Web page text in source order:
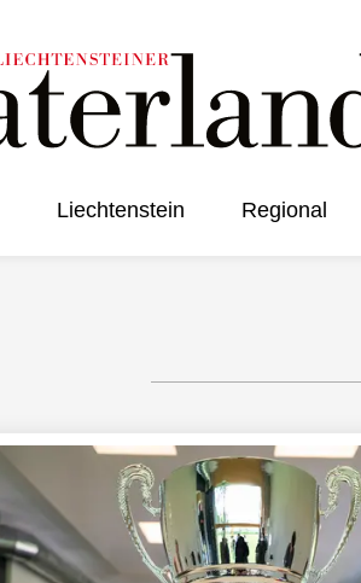
Liechtenstein Regional